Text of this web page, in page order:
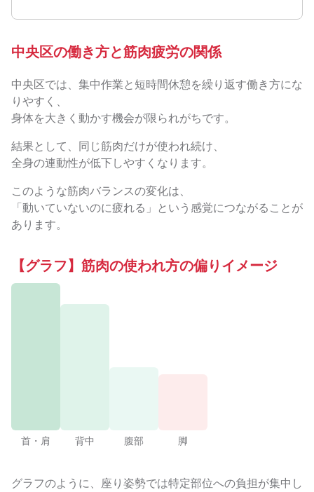
中央区の働き方と筋肉疲労の関係
中央区では、集中作業と短時間休憩を繰り返す働き方にな
りやすく、
身体を大きく動かす機会が限られがちです。
結果として、同じ筋肉だけが使われ続け、
全身の連動性が低下しやすくなります。
このような筋肉バランスの変化は、
「動いていないのに疲れる」という感覚につながることが
あります。
【グラフ】筋肉の使われ方の偏りイメージ
首・肩 背中 腹部 脚
グラフのように、座り姿勢では特定部位への負担が集中し